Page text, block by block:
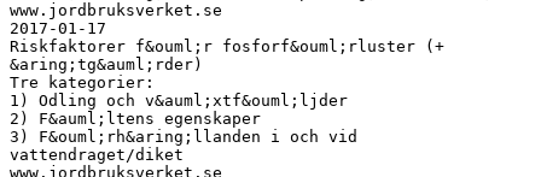
www.jordbruksverket.se
2017-01-17
Riskfaktorer f&ouml;r fosforf&ouml;rluster (+
&aring;tg&auml;rder)
Tre kategorier:
1) Odling och v&auml;xtf&ouml;ljder
2) F&auml;ltens egenskaper
3) F&ouml;rh&aring;llanden i och vid
vattendraget/diket
www.jordbruksverket.se